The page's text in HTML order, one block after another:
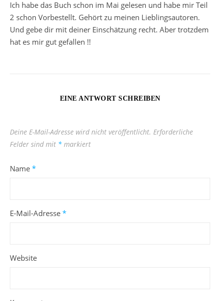
Ich habe das Buch schon im Mai gelesen und habe mir Teil
2 schon Vorbestellt. Gehört zu meinen Lieblingsautoren.
Und gebe dir mit deiner Einschätzung recht. Aber trotzdem
hat es mir gut gefallen !!
EINE ANTWORT SCHREIBEN
Deine E-Mail-Adresse wird nicht veröffentlicht. Erforderliche
Felder sind mit * markiert
Name *
E-Mail-Adresse *
Website